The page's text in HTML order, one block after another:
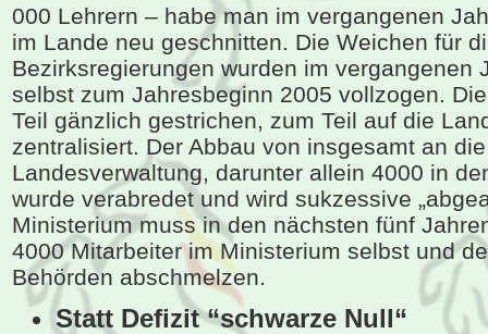
000 Lehrern – habe man im vergangenen
im Lande neu geschnitten. Die Weichen für
Bezirksregierungen wurden im vergangenen
selbst zum Jahresbeginn 2005 vollzogen.
Teil gänzlich gestrichen, zum Teil auf die
zentralisiert. Der Abbau von insgesamt an
Landesverwaltung, darunter allein 4000 in
wurde verabredet und wird sukzessive
Ministerium muss in den nächsten fünf
4000 Mitarbeiter im Ministerium selbst und
Behörden abschmelzen.
Statt Defizit “schwarze Null“